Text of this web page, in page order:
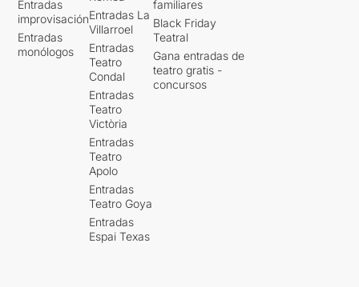
Entradas
improvisación
Entradas
monólogos
Entradas La
Villarroel
Entradas
Teatro
Condal
Entradas
Teatro
Victòria
Entradas
Teatro
Apolo
Entradas
Teatro Goya
Entradas
Espai Texas
familiares
Black Friday
Teatral
Gana entradas de
teatro gratis -
concursos